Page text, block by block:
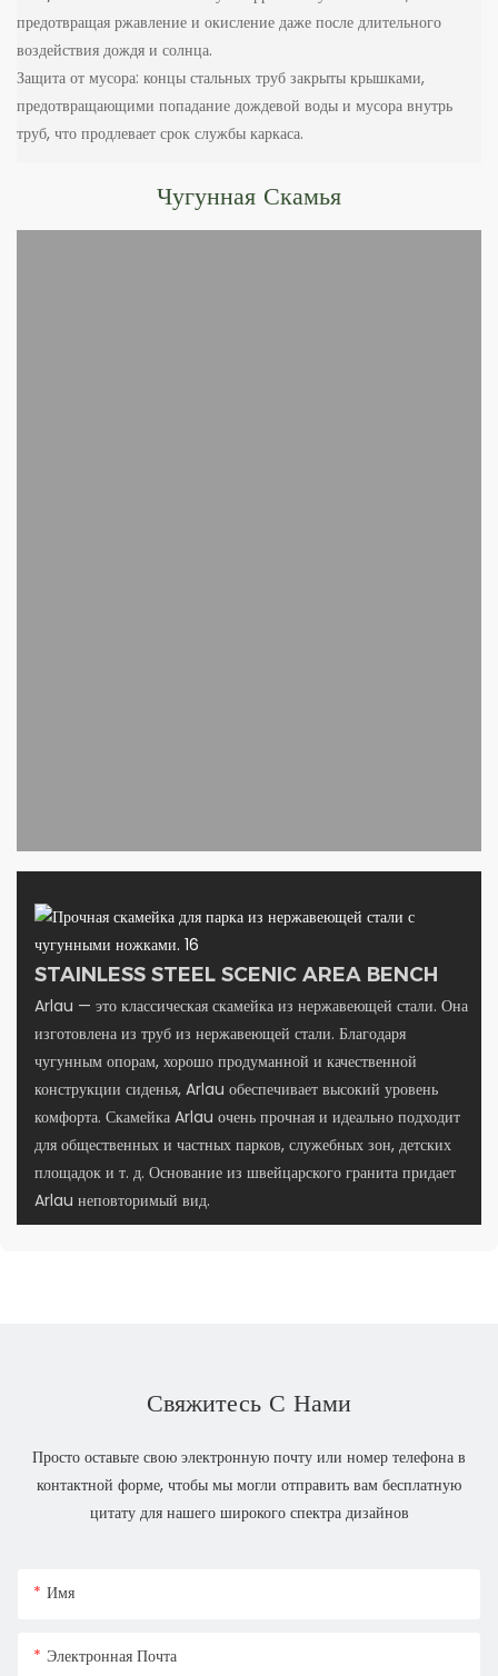
предотвращая ржавление и окисление даже после длительного
воздействия дождя и солнца.
Защита от мусора: концы стальных труб закрыты крышками,
предотвращающими попадание дождевой воды и мусора внутрь
труб, что продлевает срок службы каркаса.
Чугунная Скамья
STAINLESS STEEL SCENIC AREA BENCH
Arlau — это классическая скамейка из нержавеющей стали. Она
изготовлена ​​из труб из нержавеющей стали. Благодаря
чугунным опорам, хорошо продуманной и качественной
конструкции сиденья, Arlau обеспечивает высокий уровень
комфорта. Скамейка Arlau очень прочная и идеально подходит
для общественных и частных парков, служебных зон, детских
площадок и т. д. Основание из швейцарского гранита придает
Arlau неповторимый вид.
Свяжитесь С Нами
Просто оставьте свою электронную почту или номер телефона в
контактной форме, чтобы мы могли отправить вам бесплатную
цитату для нашего широкого спектра дизайнов
Имя
Электронная Почта